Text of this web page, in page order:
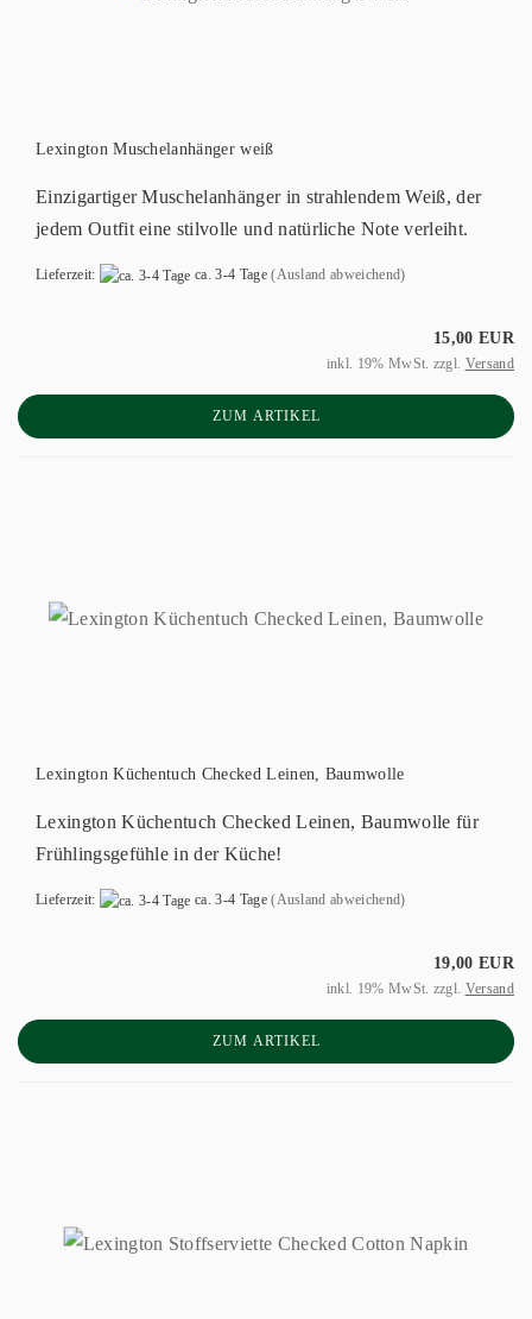
Lexington Muschelanhänger weiß
Einzigartiger Muschelanhänger in strahlendem Weiß, der
jedem Outfit eine stilvolle und natürliche Note verleiht.
Lieferzeit: ca. 3-4 Tage (Ausland abweichend)
15,00 EUR
inkl. 19% MwSt. zzgl. Versand
ZUM ARTIKEL
Lexington Küchentuch Checked Leinen, Baumwolle
Lexington Küchentuch Checked Leinen, Baumwolle für
Frühlingsgefühle in der Küche!
Lieferzeit: ca. 3-4 Tage (Ausland abweichend)
19,00 EUR
inkl. 19% MwSt. zzgl. Versand
ZUM ARTIKEL